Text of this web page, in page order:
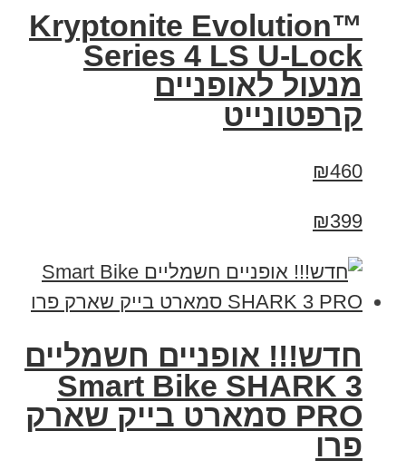
Kryptonite Evolution™
Series 4 LS U-Lock
מנעול לאופניים
קרפטונייט
₪460
₪399
חדש!!! אופניים חשמליים
Smart Bike SHARK 3
PRO סמארט בייק שארק
פרו